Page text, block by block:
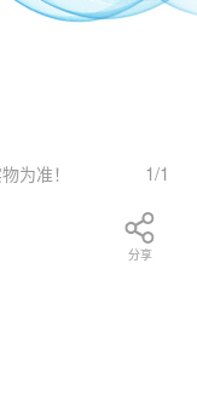
为准！ 1/1
分享